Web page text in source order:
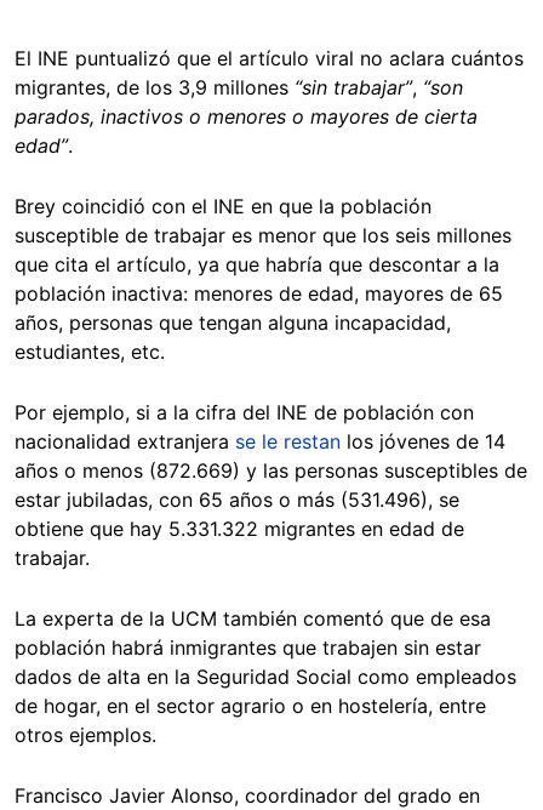
El INE puntualizó que el artículo viral no aclara cuántos
migrantes, de los 3,9 millones “sin trabajar”, “son
parados, inactivos o menores o mayores de cierta
edad”.
Brey coincidió con el INE en que la población
susceptible de trabajar es menor que los seis millones
que cita el artículo, ya que habría que descontar a la
población inactiva: menores de edad, mayores de 65
años, personas que tengan alguna incapacidad,
estudiantes, etc.
Por ejemplo, si a la cifra del INE de población con
nacionalidad extranjera se le restan los jóvenes de 14
años o menos (872.669) y las personas susceptibles de
estar jubiladas, con 65 años o más (531.496), se
obtiene que hay 5.331.322 migrantes en edad de
trabajar.
La experta de la UCM también comentó que de esa
población habrá inmigrantes que trabajen sin estar
dados de alta en la Seguridad Social como empleados
de hogar, en el sector agrario o en hostelería, entre
otros ejemplos.
Francisco Javier Alonso, coordinador del grado en